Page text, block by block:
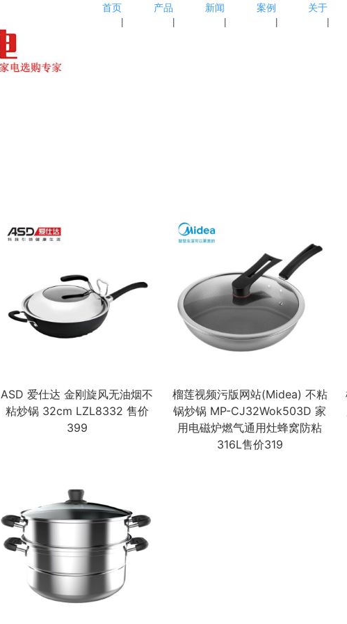
首页 产品 新闻 案例 关于
ASD 爱仕达 金刚旋风无油烟不
粘炒锅 32cm LZL8332 售价
399
榴莲视频污版网站(Midea) 不粘
锅炒锅 MP-CJ32Wok503D 家
用电磁炉燃气通用灶蜂窝防粘
316L售价319